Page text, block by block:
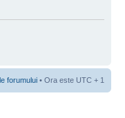
forumului • Ora este UTC + 1